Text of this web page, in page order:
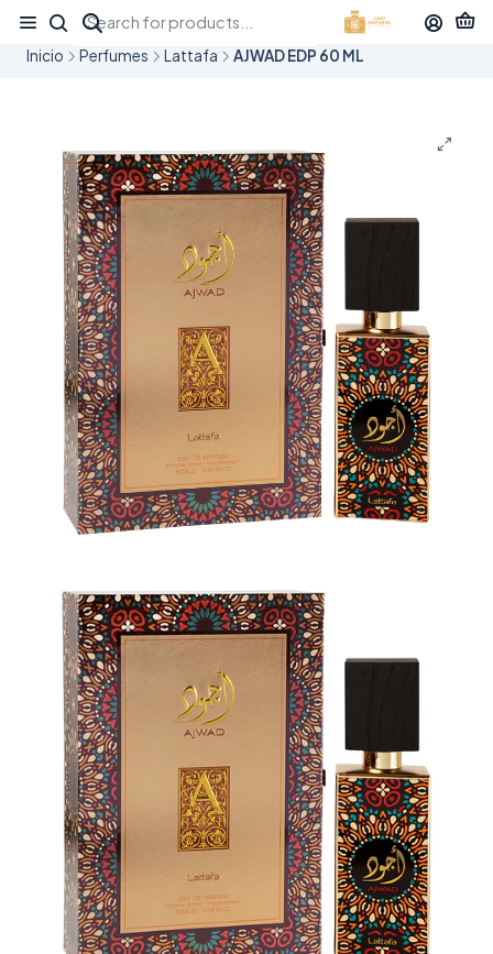
¡APROVECHA NUESTRAS OFERTAS EN TUBBEES ESTE DÍA DEL NIÑO!
Inicio Perfumes Lattafa AJWAD EDP 60 ML